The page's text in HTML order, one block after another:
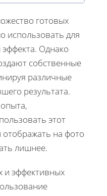
готовых
использовать для
Однако
собственные
различные
результата.
этот
на фото
лишнее.
и эффективных